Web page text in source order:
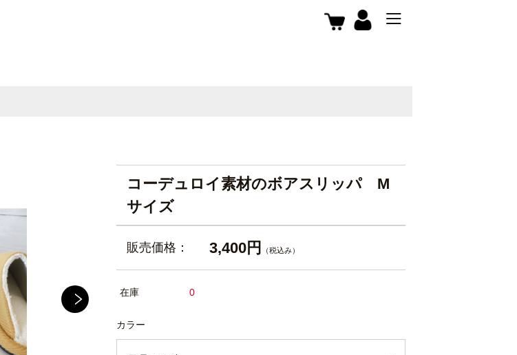
コーデュロイ素材のボアスリッパ M
サイズ
販売価格： 3,400円 （税込み）
在庫 0
カラー